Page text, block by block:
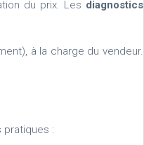
du prix. Les diagnostics
à la charge du vendeur.
pratiques :